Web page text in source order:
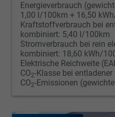
Energieverbrauch
1,00 l/100km + 16,50
Kraftstoffverbrauch bei
kombiniert: 5,40 l/100km
Stromverbrauch bei rein
kombiniert: 18,60 kWh/
Elektrische Reichweite
CO2-Klasse bei entladener
CO2-Emissionen